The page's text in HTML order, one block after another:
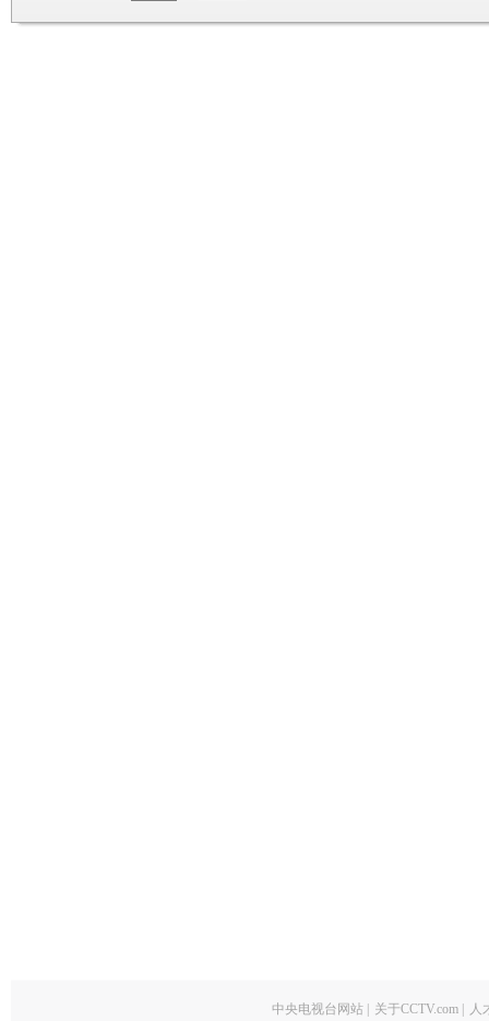
中央电视台网站 关于CCTV.com 人